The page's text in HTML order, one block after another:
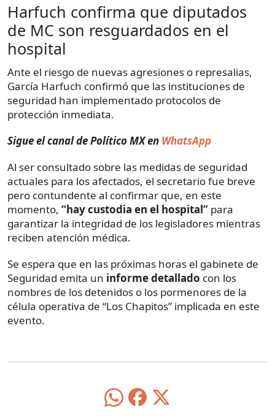
Harfuch confirma que diputados
de MC son resguardados en el
hospital
Ante el riesgo de nuevas agresiones o represalias,
García Harfuch confirmó que las instituciones de
seguridad han implementado protocolos de
protección inmediata.
Sigue el canal de Político MX en WhatsApp
Al ser consultado sobre las medidas de seguridad
actuales para los afectados, el secretario fue breve
pero contundente al confirmar que, en este
momento, “hay custodia en el hospital” para
garantizar la integridad de los legisladores mientras
reciben atención médica.
Se espera que en las próximas horas el gabinete de
Seguridad emita un informe detallado con los
nombres de los detenidos o los pormenores de la
célula operativa de “Los Chapitos” implicada en este
evento.